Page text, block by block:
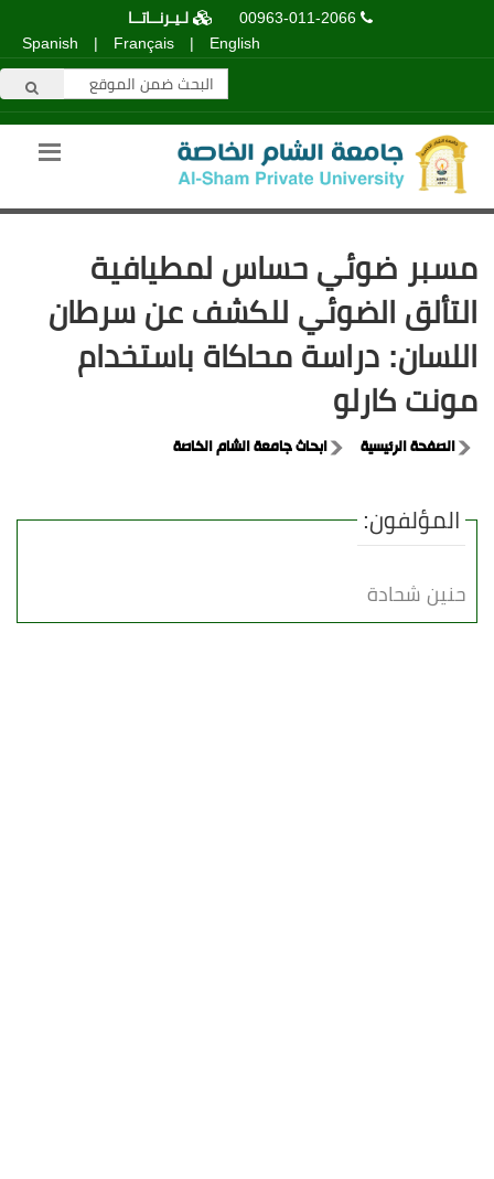
00963-011-2066
لـيـرنــاتــا
English
|
Français
|
Spanish
مسبر ضوئي حساس لمطيافية
التألق الضوئي للكشف عن سرطان
اللسان: دراسة محاكاة باستخدام
مونت كارلو
الصفحة الرئيسية ابحاث جامعة الشام الخاصة
المؤلفون:
حنين شحادة